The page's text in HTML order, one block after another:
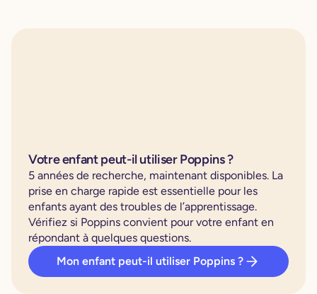
Votre enfant peut-il utiliser Poppins ?
5 années de recherche, maintenant disponibles. La
prise en charge rapide est essentielle pour les
enfants ayant des troubles de l’apprentissage.
Vérifiez si Poppins convient pour votre enfant en
répondant à quelques questions.
Mon enfant peut-il utiliser Poppins ?